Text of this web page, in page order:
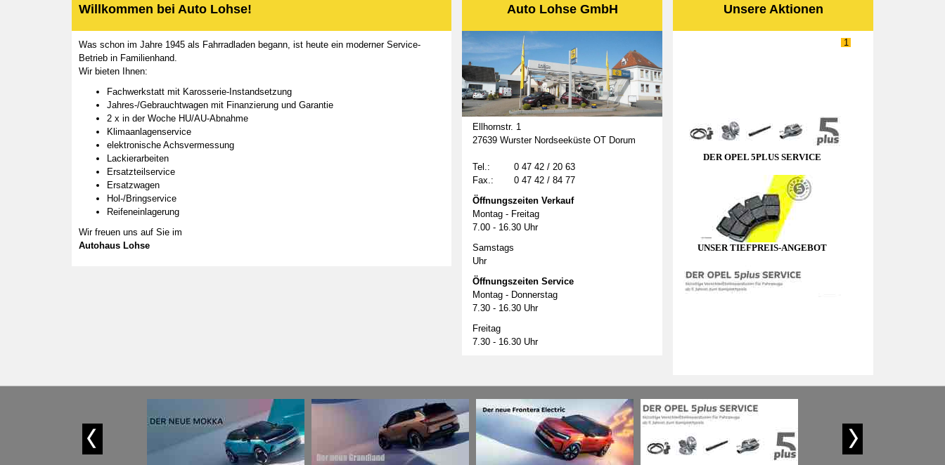
Willkommen bei Auto Lohse!
Was schon im Jahre 1945 als Fahrradladen begann, ist heute ein moderner Service-
Betrieb in Familienhand.
Wir bieten Ihnen:
Fachwerkstatt mit Karosserie-Instandsetzung
Jahres-/Gebrauchtwagen mit Finanzierung und Garantie
2 x in der Woche HU/AU-Abnahme
Klimaanlagenservice
elektronische Achsvermessung
Lackierarbeiten
Ersatzteilservice
Ersatzwagen
Hol-/Bringservice
Reifeneinlagerung
Wir freuen uns auf Sie im
Autohaus Lohse
Auto Lohse GmbH
Ellhornstr. 1
27639 Wurster Nordseeküste OT Dorum
Tel.:
0 47 42 / 20 63
Fax.:
0 47 42 / 84 77
Öffnungszeiten Verkauf
Montag - Freitag
7.00 - 16.30 Uhr
Samstags
Uhr
Öffnungszeiten Service
Montag - Donnerstag
7.30 - 16.30 Uhr
Freitag
7.30 - 16.30 Uhr
Unsere Aktionen
DER OPEL 5PLUS SERVICE
UNSER TIEFPREIS-ANGEBOT
DER OPEL 5PLUS SERVICE
1